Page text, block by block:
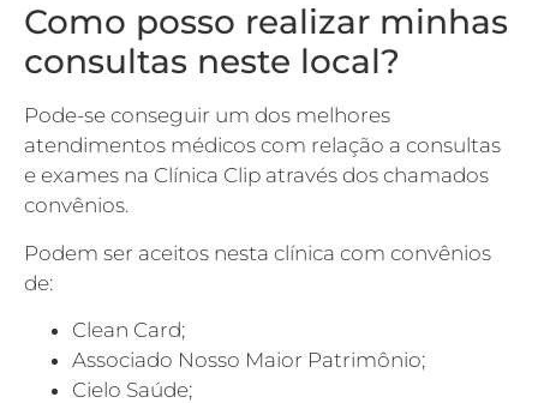
Como posso realizar minhas
consultas neste local?
Pode-se conseguir um dos melhores
atendimentos médicos com relação a consultas
e exames na Clínica Clip através dos chamados
convênios.
Podem ser aceitos nesta clínica com convênios
de:
Clean Card;
Associado Nosso Maior Patrimônio;
Cielo Saúde;